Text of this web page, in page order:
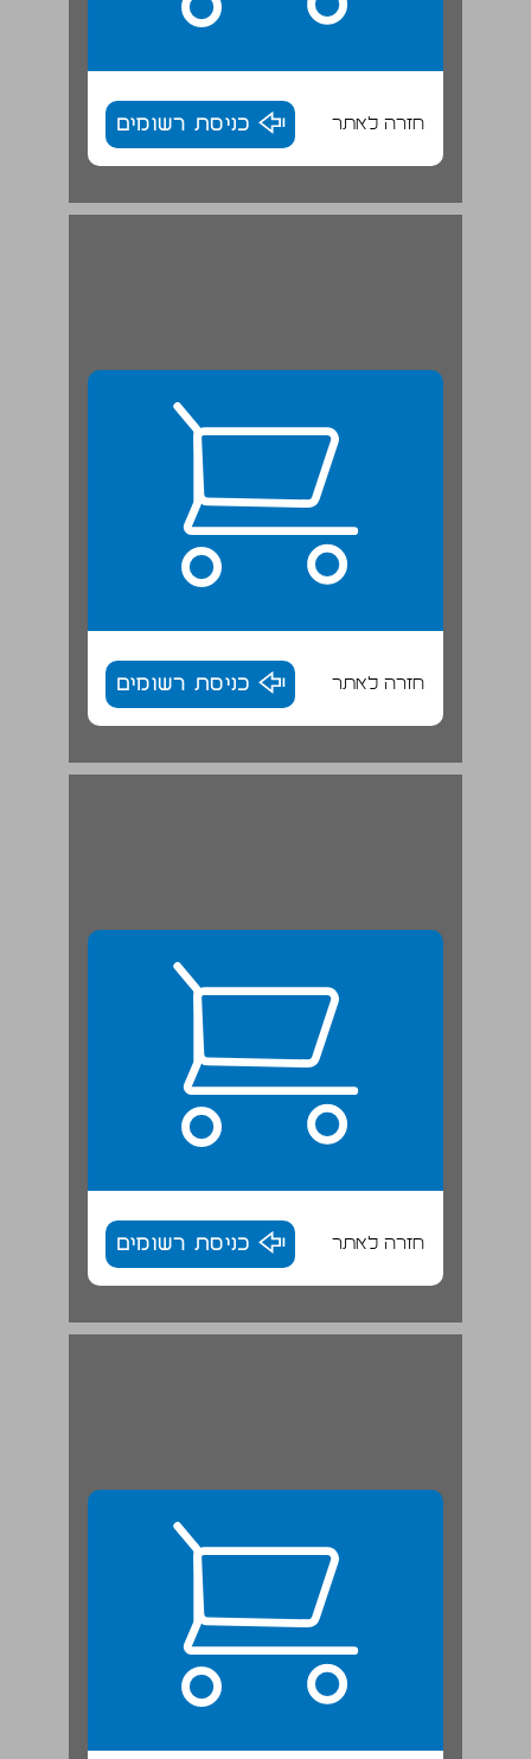
חזרה לאתר כניסת רשומים
חזרה לאתר כניסת רשומים
חזרה לאתר כניסת רשומים